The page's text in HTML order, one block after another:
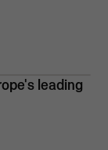
leading